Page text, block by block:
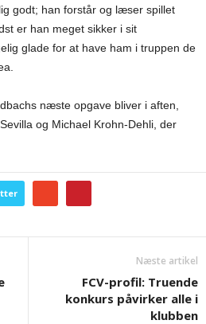
godt; han forstår og læser spillet
er han meget sikker i sit
glade for at have ham i truppen de
næste opgave bliver i aften,
og Michael Krohn-Dehli, der
Næste artikel
FCV-profil: Truende
konkurs påvirker alle i
klubben